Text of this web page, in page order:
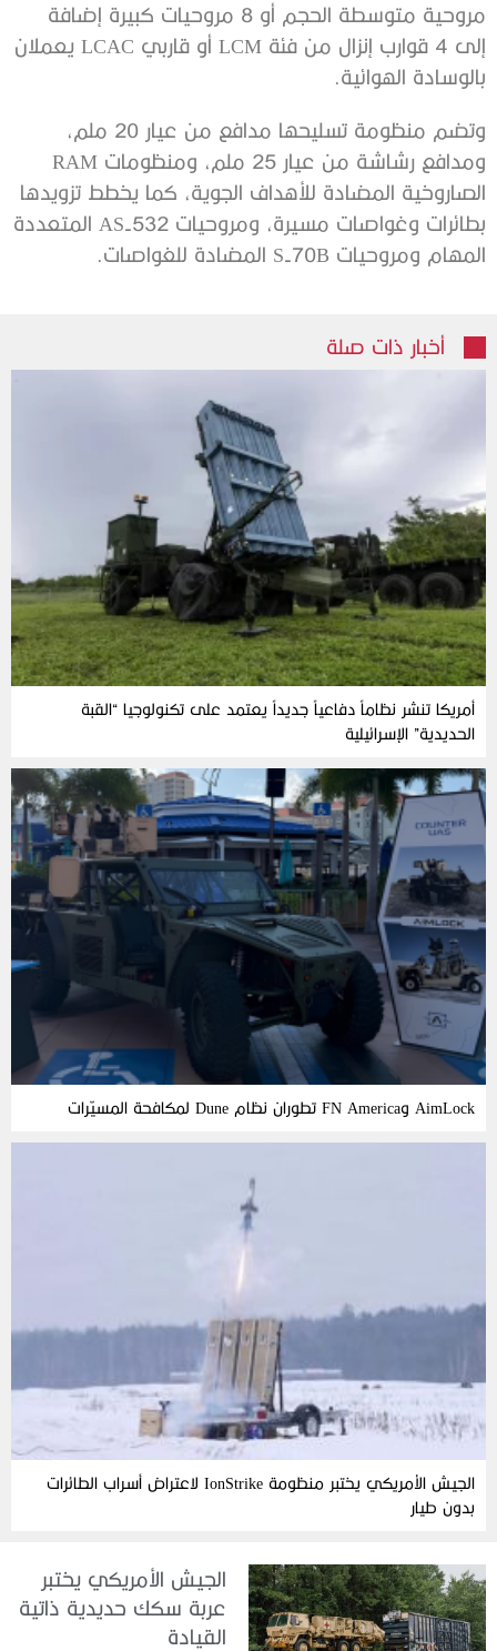
مروحية متوسطة الحجم أو 8 مروحيات كبيرة إضافة
إلى 4 قوارب إنزال من فئة LCM أو قاربي LCAC يعملان
بالوسادة الهوائية.
وتضم منظومة تسليحها مدافع من عيار 20 ملم،
ومدافع رشاشة من عيار 25 ملم، ومنظومات RAM
الصاروخية المضادة للأهداف الجوية، كما يخطط تزويدها
بطائرات وغواصات مسيرة، ومروحيات AS-532 المتعددة
المهام ومروحيات S-70B المضادة للغواصات.
أخبار ذات صلة
أمريكا تنشر نظاماً دفاعياً جديداً يعتمد على تكنولوجيا “القبة
الحديدية” الإسرائيلية
AimLock وFN America تطوران نظام Dune لمكافحة المسيّرات
الجيش الأمريكي يختبر منظومة IonStrike لاعتراض أسراب الطائرات
بدون طيار
الجيش الأمريكي يختبر
عربة سكك حديدية ذاتية
القيادة